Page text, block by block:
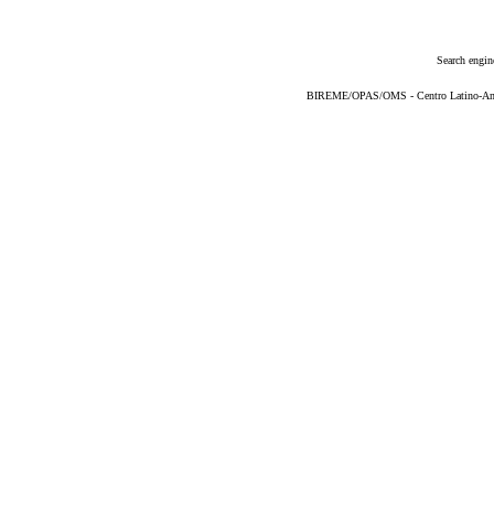
Search
BIREME/OPAS/OMS - Centro Latino-